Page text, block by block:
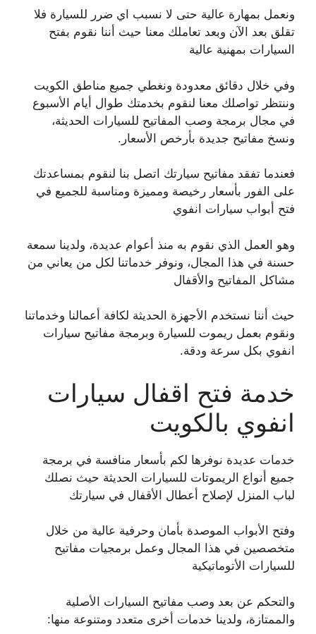
ونعمل بمهارة عالية حتى لا نسبب اي ضرر للسيارة فلا
تقلق بعد الآن وبعد تعاملك معنا حيث أننا نقوم بفتح
السيارات بمهنية عالية
وفي خلال دقائق معدودة ونغطي جميع مناطق الكويت
وننتظر تواصلك معنا لنقوم بخدمتك طوال أيام الأسبوع
في مجال برمجة وصب المفاتيح للسيارات الحديثة،
ونسخ مفاتيح جديدة بأرخص الأسعار.
فعندما تفقد مفاتيح سيارتك اتصل بنا لنقوم بمساعدتك
على الفور بأسعار رخيصة ومميزة ومناسبة للجميع في
فتح أبواب سيارات انفوي
وهو العمل الذي نقوم به منذ أعوام عديدة، ولدينا سمعة
حسنة في هذا المجال، ونوفر خدماتنا لكل من يعاني من
مشاكل المفاتيح والأقفال
حيث أننا نستخدم الأجهزة الحديثة لكافة أعمالنا وخدماتنا
ونقوم بعمل ريموت للسيارة وبرمجة مفاتيح سيارات
انفوي بكل سرعة ودقة.
خدمة فتح اقفال سيارات
انفوي بالكويت
خدمات عديدة نوفرها لكم بأسعار منافسة في برمجة
جميع أنواع الريموتات للسيارات الحديثة حيث نصلك
لباب المنزل لإصلاح أعطال الأقفال في سيارتك
وفتح الأبواب الموصدة بأمان وحرفية عالية من خلال
متخصصين في هذا المجال وعمل برمجيات مفاتيح
للسيارات الأتوماتيكية
والتحكم عن بعد وصب مفاتيح السيارات الأصلية
والممتازة، ولدينا خدمات أخرى متعدد ومتنوعة منها: